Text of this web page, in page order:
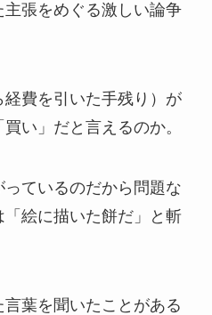
張をめぐる激しい論争
費を引いた手残り）が
い」だと言えるのか。
ているのだから問題な
絵に描いた餅だ」と斬
葉を聞いたことがある